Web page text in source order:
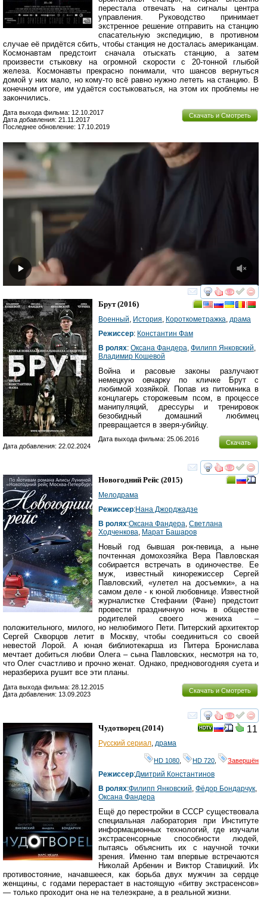
перестала отвечать на сигналы центра
управления. Руководство принимает
экстренное решение отправить на станцию
спасательную экспедицию, в противном
случае её придётся сбить, чтобы станция не досталась американцам.
Космонавтам предстоит сначала отыскать станцию, а затем
произвести стыковку на огромной скорости с 20-тонной глыбой
железа. Космонавты прекрасно понимали, что шансов вернуться
домой у них мало, но кому-то всё равно нужно лететь на станцию. В
конечном итоге, им удаётся состыковаться, на этом их проблемы не
закончились.
Скачать и Смотреть
Дата выхода фильма: 12.10.2017
Дата добавления: 21.11.2017
Последнее обновление: 17.10.2019
смотреть
Брут(2016)
Военный История Короткометражка драма
Режиссер: Константин Фам
В ролях: Оксана Фандера Филипп Янковский
Владимир Кошевой
Война и расовые законы разлучают
немецкую овчарку по кличке Брут с
любимой хозяйкой. Попав из питомника в
концлагерь сторожевым псом, в процессе
манипуляций, дрессуры и тренировок
безобидный домашний любимец
превращается в зверя-убийцу.
Скачать
Дата выхода фильма: 25.06.2016
Дата добавления: 22.02.2024
смотреть
Новогодний Рейс (2015)
Мелодрама
Режиссер:Нана Джорджадзе
В ролях:Оксана Фандера, Светлана
Ходченкова, Марат Башаров
Новый год бывшая рок-певица, а ныне
почтенная домохозяйка Вера Павловская
собирается встречать в одиночестве. Ее
муж, известный кинорежиссер Сергей
Павловский, «улетел на досъемки», а на
самом деле - к юной любовнице. Известной
журналистке Стефании (Фане) предстоит
провести праздничную ночь в обществе
родителей своего жениха –
положительного, милого, но нелюбимого Пети. Питерский архитектор
Сергей Скворцов летит в Москву, чтобы соединиться со своей
невестой Лорой. А юная библиотекарша из Питера Бронислава
мечтает добиться любви Олега – сына Павловских, несмотря на то,
что Олег счастливо и прочно женат. Однако, предновогодняя суета и
неразбериха рушит все эти планы.
Скачать и Смотреть
Дата выхода фильма: 28.12.2015
Дата добавления: 13.09.2023
смотреть
11
Чудотворец(2014)
Русский сериал, драма
HD 1080 HD 720 Завершён
Режиссер:Дмитрий Константинов
В ролях:Филипп Янковский, Фёдор Бондарчук,
Оксана Фандера
Ещё до перестройки в СССР существовала
специальная лаборатория при Институте
информационных технологий, где изучали
экстрасенсорные способности людей,
пытаясь объяснить их с научной точки
зрения. Именно там впервые встречаются
Николай Арбенин и Виктор Ставицкий. Их
противостояние, начавшееся, как борьба двух мужчин за сердце
женщины, с годами перерастает в настоящую «битву экстрасенсов»
— только проходит она не на телеэкране, а в реальной жизни.